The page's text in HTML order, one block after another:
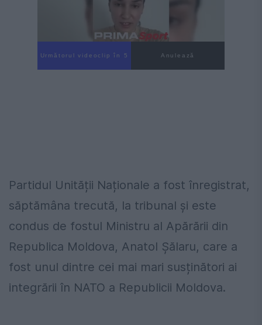
Următorul videoclip în 4 Anulează
Partidul Unității Naționale a fost înregistrat,
săptămâna trecută, la tribunal și este
condus de fostul Ministru al Apărării din
Republica Moldova, Anatol Șălaru, care a
fost unul dintre cei mai mari susținători ai
integrării în NATO a Republicii Moldova.